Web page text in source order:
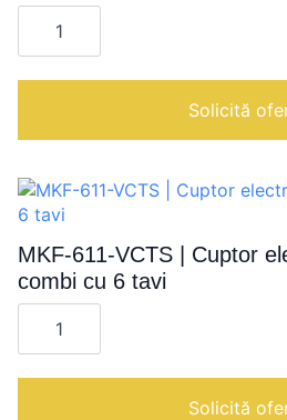
Cantitate
EKF-
UD
electric
Solicită
MKF-611-VCTS | Cuptor
combi cu 6 tavi
Cantitate
MKF-
|
Solicită